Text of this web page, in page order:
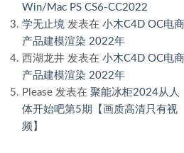
Win/Mac PS CS6-CC2022
学无止境 发表在 小木C4D OC电商
产品建模渲染 2022年
西湖龙井 发表在 小木C4D OC电商
产品建模渲染 2022年
Please 发表在 聚能冰柜2024从人
体开始吧第5期【画质高清只有视
频】